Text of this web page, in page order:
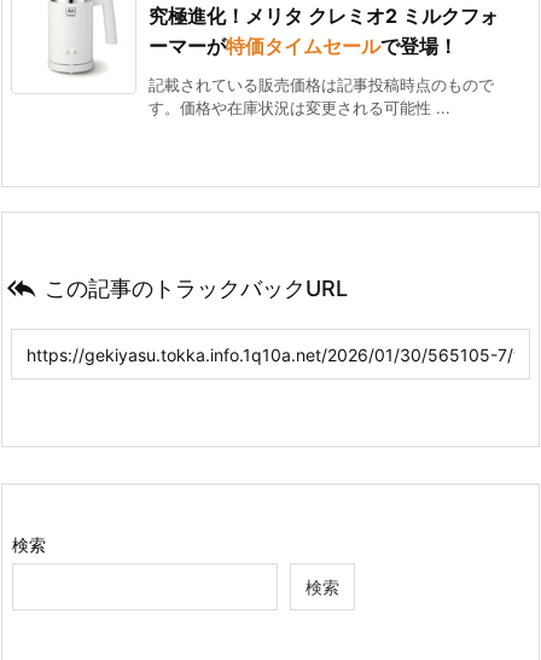
究極進化！メリタ クレミオ2 ミルクフォ
ーマーが特価タイムセールで登場！
記載されている販売価格は記事投稿時点のもので
す。価格や在庫状況は変更される可能性 ...
 この記事のトラックバックURL
検索
検索